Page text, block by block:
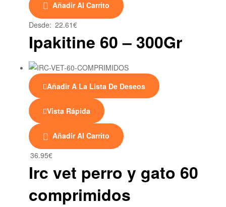
Añadir Al Carrito
producto
múltiples
variantes.
opciones
se
la
Desde: 22.61€
Ipakitine 60 – 300Gr
Añadir A La Lista De Deseos
Vista Rápida
Añadir Al Carrito
36.95€
Irc vet perro y gato 60
comprimidos